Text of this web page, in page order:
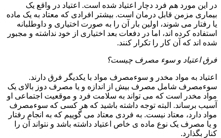
در این مورد هم فرد دچار اعتیاد شده است. اعتیاد در واقع یک
بیماری مزمن قابل درمان است. بیشتر افرادی که معتاد به یک ماده
یا رفتار می شوند، اولین بار آن را به صورت اختیاری و داوطلبانه
استفاده کرده اند، اما در دفعات بعد اختیاری از خود نداشته و مجبور
شده اند که آن کار را تکرار کنند.
فرق اعتیاد و سوء مصرف چیست؟
اعتیاد به مواد مخدر و سوءمصرف مواد با یکدیگر فرق دارند.
سوءمصرف شامل مصرف بیش از اندازه و یا مصرف دوز بالای یک
مواد مخدر است که می تواند به سلامت فرد و موقعیت اجتماعی او
آسیب برساند. البته توجه داشته باشید که هر کسی که سوءمصرف
مواد دارد، معتاد نیست. به فردی معتاد می گوییم که به انجام رفتار
و یا مصرف یک نوع ماده ی خاص اعتیاد داشته باشد و نتواند آن را
کنار بگذارد.